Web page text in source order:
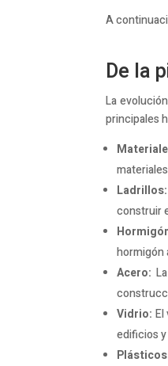
A
De la
La
principales
Ladrillos:
construir
hormigón
Acero:
Vidrio: El
edificios